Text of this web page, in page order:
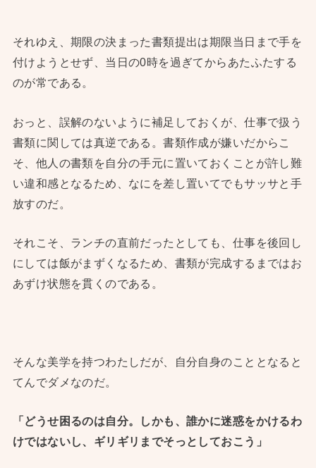
それゆえ、期限の決まった書類提出は期限当日まで手を
付けようとせず、当日の0時を過ぎてからあたふたする
のが常である。
おっと、誤解のないように補足しておくが、仕事で扱う
書類に関しては真逆である。書類作成が嫌いだからこ
そ、他人の書類を自分の手元に置いておくことが許し難
い違和感となるため、なにを差し置いてでもサッサと手
放すのだ。
それこそ、ランチの直前だったとしても、仕事を後回し
にしては飯がまずくなるため、書類が完成するまではお
あずけ状態を貫くのである。
そんな美学を持つわたしだが、自分自身のこととなると
てんでダメなのだ。
「どうせ困るのは自分。しかも、誰かに迷惑をかけるわ
けではないし、ギリギリまでそっとしておこう」